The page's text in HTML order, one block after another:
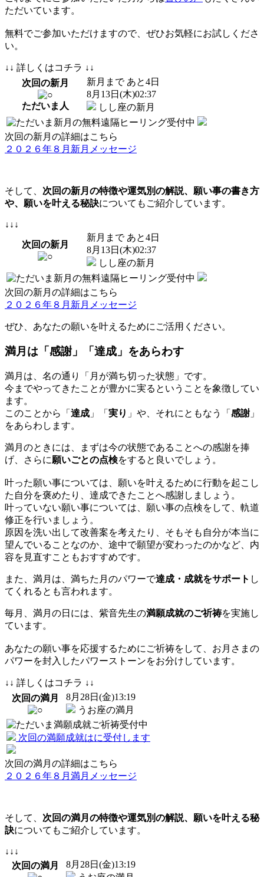
ただいています。
無料でご参加いただけますので、ぜひお気軽にお試しくださ
い。
↓↓ 詳しくはコチラ ↓↓
次回の新月
ただいま 人
新月まで あと4日
8月 13日(木)02:37
しし座の新月
次回の新月の詳細はこちら
２０２６年８月新月メッセージ
そして、 次回の新月の特徴や運気別の解説、願い事の書き方
や、願いを叶える秘訣についてもご紹介しています。
↓↓↓
次回の新月
新月まで あと4日
8月 13日(木)02:37
しし座の新月
次回の新月の詳細はこちら
２０２６年８月新月メッセージ
ぜひ、あなたの願いを叶えるためにご活用ください。
満月は「感謝」「達成」をあらわす
満月は、名の通り「月が満ち切った状態」です。
今までやってきたことが豊かに実るということを象徴してい
ます。
このことから「 達成 」「 実り 」や、それにともなう「 感謝」
をあらわします。
満月のときには、まずは今の状態であることへの感謝を捧
げ、さらに願いごとの点検をすると良いでしょう。
叶った願い事については、願いを叶えるために行動を起こし
た自分を褒めたり、達成できたことへ感謝しましょう。
叶っていない願い事については、願い事の点検をして、軌道
修正を行いましょう。
原因を洗い出して改善案を考えたり、そもそも自分が本当に
望んでいることなのか、途中で願望が変わったのかなど、内
容を見直すこともおすすめです。
また、満月は、満ちた月のパワーで達成・成就をサポート し
てくれるとも言われます。
毎月、満月の日には、紫音先生の満願成就のご祈祷を実施し
ています。
あなたの願い事を応援するためにご祈祷をして、お月さまの
パワーを封入したパワーストーンをお分けしています。
↓↓ 詳しくはコチラ ↓↓
次回の満月
8月 28日(金)13:19
うお座の満月
次回の満願成就はに受付します
次回の満月の詳細はこちら
２０２６年８月満月メッセージ
そして、 次回の満月の特徴や運気別の解説、願いを叶える秘
訣についてもご紹介しています。
↓↓↓
次回の満月
8月 28日(金)13:19